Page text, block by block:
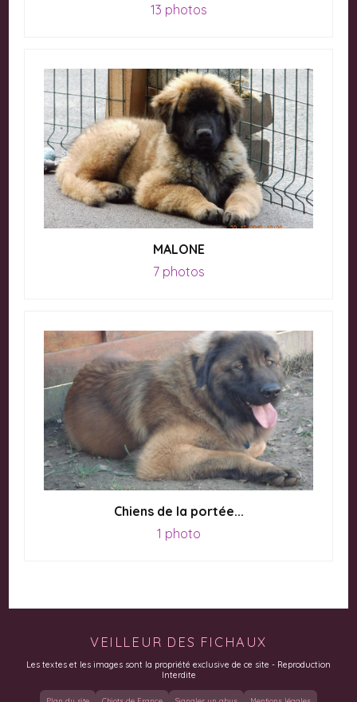
13 photos
MALONE
7 photos
Chiens de la portée...
1 photo
VEILLEUR DES FICHAUX
Les textes et les images sont la propriété exclusive de ce site - Reproduction
Interdite